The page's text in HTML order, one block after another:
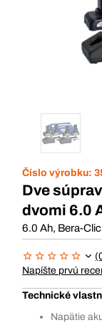
Číslo výrobku:
Dve
dvomi 6.0
6.0 Ah, Bera-Clic
Napíšte prvú
Technické
Napätie